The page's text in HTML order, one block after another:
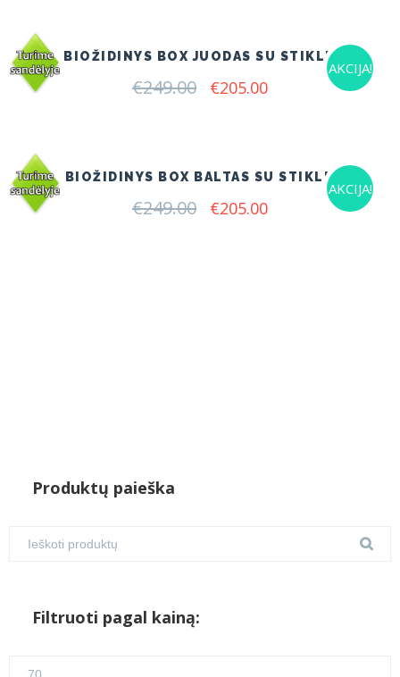
AKCIJA!
BIOŽIDINYS BOX JUODAS SU STIKLU
€249.00 Original
€205.00Current
AKCIJA!
BIOŽIDINYS BOX BALTAS SU STIKLU
€249.00 Original
€205.00Current
Produktų paieška
Filtruoti pagal kainą: